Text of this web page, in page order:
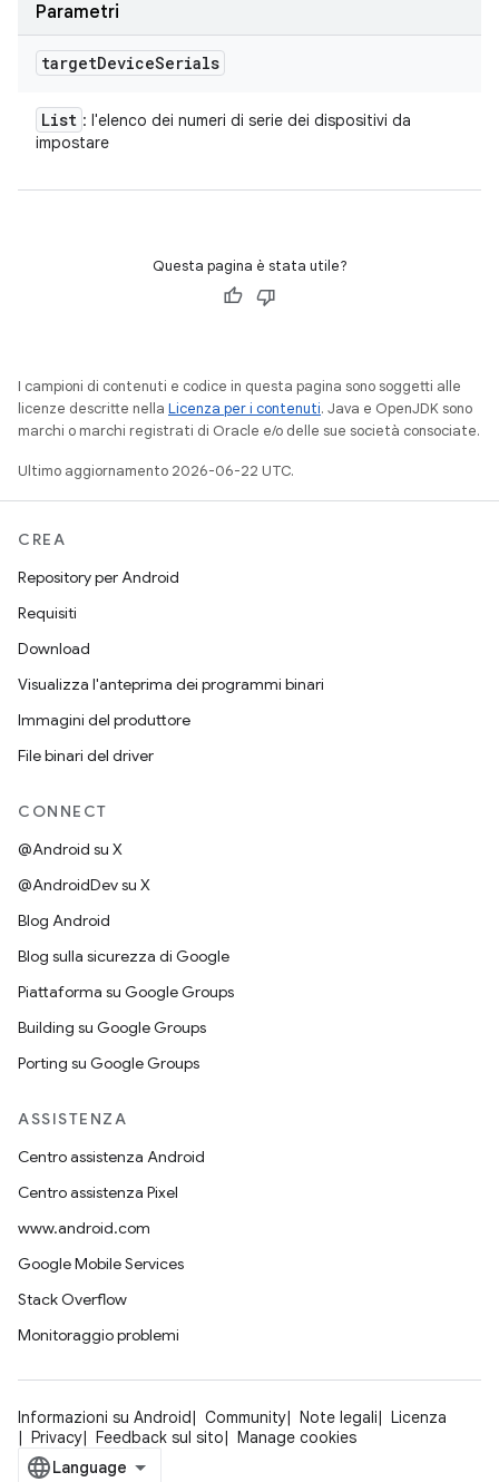
Parametri
targetDeviceSerials
List : l'elenco dei numeri di serie dei dispositivi da
impostare
Questa pagina è stata utile?
I campioni di contenuti e codice in questa pagina sono soggetti alle
licenze descritte nella Licenza per i contenuti. Java e OpenJDK sono
marchi o marchi registrati di Oracle e/o delle sue società consociate.
Ultimo aggiornamento 2026-06-22 UTC.
CREA
Repository per Android
Requisiti
Download
Visualizza l'anteprima dei programmi binari
Immagini del produttore
File binari del driver
CONNECT
@Android su X
@AndroidDev su X
Blog Android
Blog sulla sicurezza di Google
Piattaforma su Google Groups
Building su Google Groups
Porting su Google Groups
ASSISTENZA
Centro assistenza Android
Centro assistenza Pixel
www.android.com
Google Mobile Services
Stack Overflow
Monitoraggio problemi
Informazioni su Android Community Note legali
Licenza
Privacy
Feedback sul sito Manage cookies